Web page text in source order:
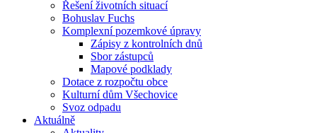
Řešení životních situací
Bohuslav Fuchs
Komplexní pozemkové úpravy
Zápisy z kontrolních dnů
Sbor zástupců
Mapové podklady
Dotace z rozpočtu obce
Kulturní dům Všechovice
Svoz odpadu
Aktuálně